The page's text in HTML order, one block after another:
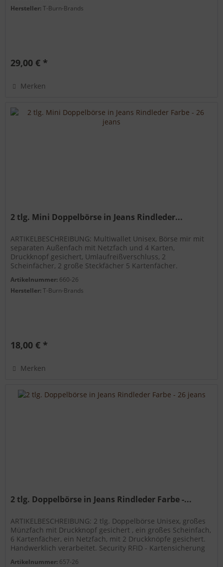
Hersteller:T-Burn-Brands
29,00 € *
Merken
2 tlg. Mini Doppelbörse in Jeans Rindleder...
ARTIKELBESCHREIBUNG: Multiwallet Unisex, Börse mir mit
separaten Außenfach mit Netzfach und 4 Karten,
Druckknopf gesichert, Umlaufreißverschluss, 2
Scheinfächer, 2 große Steckfächer 5 Kartenfächer.
Artikelnummer: 660-26
Hersteller:T-Burn-Brands
18,00 € *
Merken
2 tlg. Doppelbörse in Jeans Rindleder Farbe -...
ARTIKELBESCHREIBUNG: 2 tlg. Doppelbörse Unisex, großes
Münzfach mit Druckknopf gesichert , ein großes Scheinfach,
6 Kartenfächer, ein Netzfach, mit 2 Druckknöpfe gesichert.
Handwerklich verarbeitet. Security RFID - Kartensicherung
Artikelnummer: 657-26